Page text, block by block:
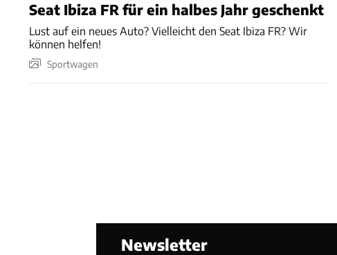
Seat Ibiza FR für ein halbes Jahr geschenkt
Lust auf ein neues Auto? Vielleicht den Seat Ibiza FR? Wir
können helfen!
Sportwagen
Newsletter